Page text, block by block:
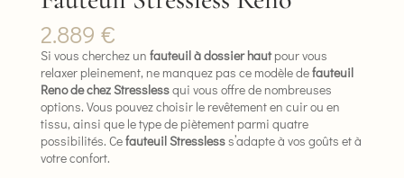
2.889 €
Si vous cherchez un fauteuil à dossier hautpour vous
relaxer pleinement, ne manquez pas ce modèle defauteuil
Reno de chez Stresslessqui vous offre de nombreuses
options. Vous pouvez choisir le revêtement en cuir ou en
tissu, ainsi que le type de piètement parmi quatre
possibilités. Cefauteuil Stresslesss’adapte à vos goûts et à
votre confort.